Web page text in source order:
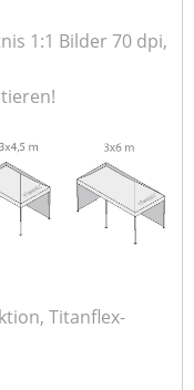
1:1 Bilder 70 dpi,
Titanflex-